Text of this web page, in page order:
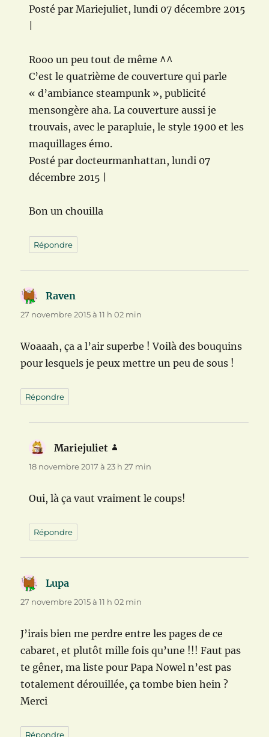
Posté par Mariejuliet, lundi 07 décembre 2015
Rooo un peu tout de même ^^
C’est le quatrième de couverture qui parle
« d’ambiance steampunk », publicité
mensongère aha. La couverture aussi je
trouvais, avec le parapluie, le style 1900 et les
maquillages émo.
Posté par docteurmanhattan, lundi 07
décembre 2015 |
Bon un chouilla
Répondre
Raven
27 novembre 2015 à 11 h 02 min
Woaaah, ça a l’air superbe ! Voilà des bouquins
pour lesquels je peux mettre un peu de sous !
Répondre
Mariejuliet
18 novembre 2017 à 23 h 27 min
Oui, là ça vaut vraiment le coups!
Répondre
Lupa
27 novembre 2015 à 11 h 02 min
J’irais bien me perdre entre les pages de ce
cabaret, et plutôt mille fois qu’une !!! Faut pas
te gêner, ma liste pour Papa Nowel n’est pas
totalement dérouillée, ça tombe bien hein ?
Merci
Répondre